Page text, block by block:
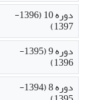
دوره 10 (1396-
1397)
دوره 9 (1395-
1396)
دوره 8 (1394-